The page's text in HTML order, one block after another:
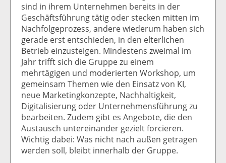
sind in ihrem Unternehmen bereits in der
Geschäftsführung tätig oder stecken mitten im
Nachfolgeprozess, andere wiederum haben sich
gerade erst entschieden, in den elterlichen
Betrieb einzusteigen. Mindestens zweimal im
Jahr trifft sich die Gruppe zu einem
mehrtägigen und moderierten Workshop, um
gemeinsam Themen wie den Einsatz von KI,
neue Marketingkonzepte, Nachhaltigkeit,
Digitalisierung oder Unternehmensführung zu
bearbeiten. Zudem gibt es Angebote, die den
Austausch untereinander gezielt forcieren.
Wichtig dabei: Was nicht nach außen getragen
werden soll, bleibt innerhalb der Gruppe.